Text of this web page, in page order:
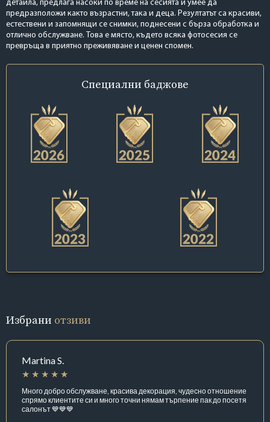
детайла, предлага насоки по време на сесията и умее да
предразположи както възрастни, така и деца. Резултатът са красиви,
естествени и запомнящи се снимки, поднесени с бърза обработка и
отлично обслужване. Това е място, където всяка фотосесия се
превръща в приятно преживяване и ценен спомен.
Специални баджове
Избрани отзиви
Martina S.
Много добро обслужване, красива декорация, чудесно отношение
спрямо клиентите си и много точни нямам търпение пак до посетя
салонът 💙💙💙